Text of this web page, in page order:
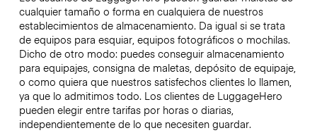
cualquier tamaño o forma en cualquiera de nuestros
establecimientos de almacenamiento. Da igual si se trata
de equipos para esquiar, equipos fotográficos o mochilas.
Dicho de otro modo: puedes conseguir almacenamiento
para equipajes, consigna de maletas, depósito de equipaje,
o como quiera que nuestros satisfechos clientes lo llamen,
ya que lo admitimos todo. Los clientes de LuggageHero
pueden elegir entre tarifas por horas o diarias,
independientemente de lo que necesiten guardar.